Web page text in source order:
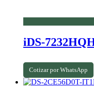
iDS-
Cotizar por WhatsApp